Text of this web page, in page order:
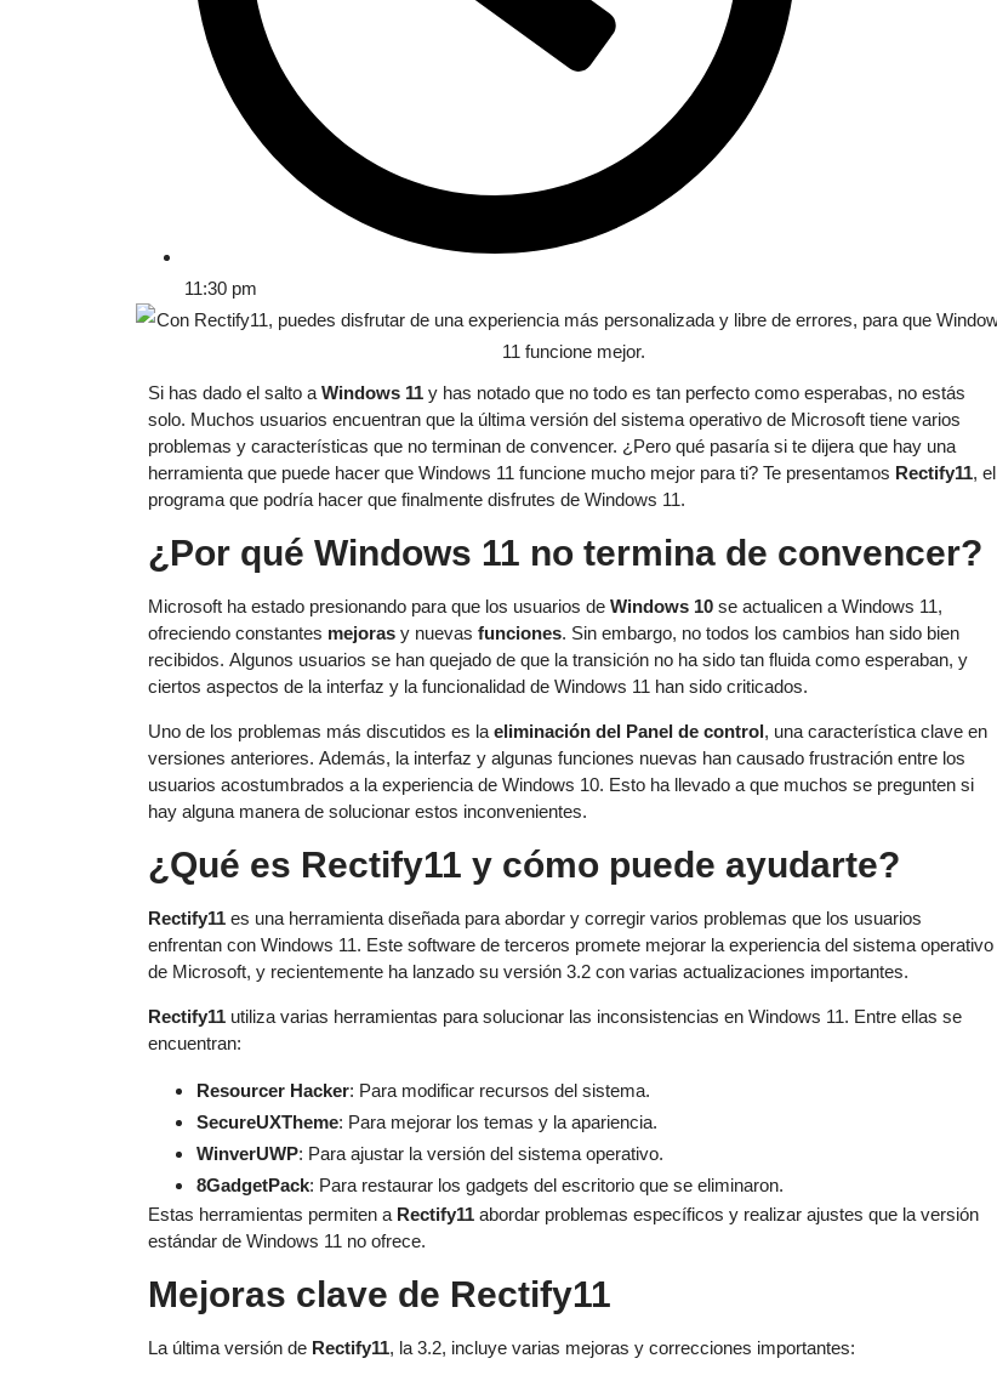
11:30 pm
Si has dado el salto aWindows 11 y has notado que no todo es tan perfecto como esperabas, no estás
solo. Muchos usuarios encuentran que la última versión del sistema operativo de Microsoft tiene varios
problemas y características que no terminan de convencer. ¿Pero qué pasaría si te dijera que hay una
herramienta que puede hacer que Windows 11 funcione mucho mejor para ti? Te presentamos Rectify11, el
programa que podría hacer que finalmente disfrutes de Windows 11.
¿Por qué Windows 11 no termina de convencer?
Microsoft ha estado presionando para que los usuarios de Windows 10 se actualicen a Windows 11,
ofreciendo constantes mejoras y nuevas funciones. Sin embargo, no todos los cambios han sido bien
recibidos. Algunos usuarios se han quejado de que la transición no ha sido tan fluida como esperaban, y
ciertos aspectos de la interfaz y la funcionalidad de Windows 11 han sido criticados.
Uno de los problemas más discutidos es laeliminación del Panel de control, una característica clave en
versiones anteriores. Además, la interfaz y algunas funciones nuevas han causado frustración entre los
usuarios acostumbrados a la experiencia de Windows 10. Esto ha llevado a que muchos se pregunten si
hay alguna manera de solucionar estos inconvenientes.
¿Qué es Rectify11 y cómo puede ayudarte?
Rectify11 es una herramienta diseñada para abordar y corregir varios problemas que los usuarios
enfrentan con Windows 11. Este software de terceros promete mejorar la experiencia del sistema operativo
de Microsoft, y recientemente ha lanzado su versión 3.2 con varias actualizaciones importantes.
Rectify11 utiliza varias herramientas para solucionar las inconsistencias en Windows 11. Entre ellas se
encuentran:
Resourcer Hacker: Para modificar recursos del sistema.
SecureUXTheme: Para mejorar los temas y la apariencia.
WinverUWP: Para ajustar la versión del sistema operativo.
8GadgetPack: Para restaurar los gadgets del escritorio que se eliminaron.
Estas herramientas permiten a Rectify11 abordar problemas específicos y realizar ajustes que la versión
estándar de Windows 11 no ofrece.
Mejoras clave de Rectify11
La última versión de Rectify11, la 3.2, incluye varias mejoras y correcciones importantes: